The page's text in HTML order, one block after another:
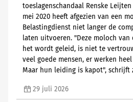
toeslagenschandaal Renske
mei 2020 heeft afgezien van een
Belastingdienst niet langer de
laten uitvoeren. "Deze moloch
het wordt geleid, is niet te
veel goede mensen, er werken
Maar hun leiding is kapot", schrijft
29 juli 2026